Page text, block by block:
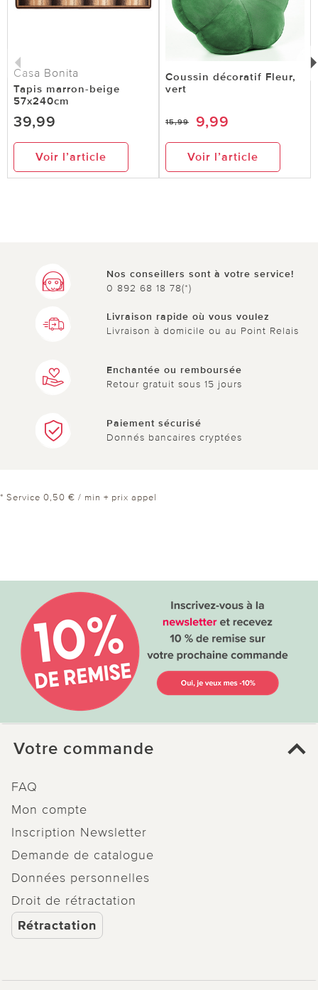
Casa Bonita
Tapis marron-beige
57x240cm
39,99
Voir l’article
Coussin décoratif Fleur,
vert
15,99 9,99
Voir l’article
Nos conseillers sont à votre service!
0 892 68 18 78(*)
Livraison rapide où vous voulez
Livraison à domicile ou au Point Relais
Enchantée ou remboursée
Retour gratuit sous 15 jours
Paiement sécurisé
Donnés bancaires cryptées
* Service 0,50 € / min + prix appel
Votre commande
FAQ
Mon compte
Inscription Newsletter
Demande de catalogue
Données personnelles
Droit de rétractation
Rétractation